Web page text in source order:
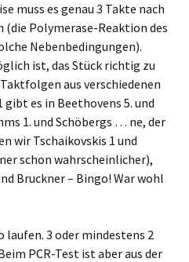
muss es genau 3 Takte nach
(die Polymerase-Reaktion des
Nebenbedingungen).
ist, das Stück richtig zu
aus verschiedenen
es in Beethovens 5. und
1. und Schöbergs … ne, der
wir Tschaikovskis 1 und
schon wahrscheinlicher),
Bruckner – Bingo! War wohl
3 oder mindestens 2
PCR-Test ist aber aus der